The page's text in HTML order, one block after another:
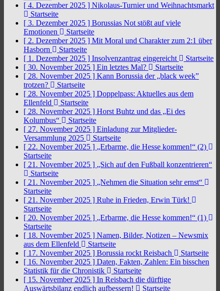
[ 4. Dezember 2025 ] Nikolaus-Turnier und Weihnachtsmarkt
Startseite
[ 3. Dezember 2025 ] Borussias Not stößt auf viele
Emotionen
Startseite
[ 2. Dezember 2025 ] Mit Moral und Charakter zum 2:1 über
Hasborn
Startseite
[ 1. Dezember 2025 ] Insolvenzantrag eingereicht
Startseite
[ 30. November 2025 ] Ein letztes Mal?
Startseite
[ 28. November 2025 ] Kann Borussia der „black week”
trotzen?
Startseite
[ 28. November 2025 ] Doppelpass: Aktuelles aus dem
Ellenfeld
Startseite
[ 28. November 2025 ] Horst Buhtz und das „Ei des
Kolumbus“
Startseite
[ 27. November 2025 ] Einladung zur Mitglieder-
Versammlung 2025
Startseite
[ 22. November 2025 ] „Erbarme, die Hesse kommen!“ (2)
Startseite
[ 21. November 2025 ] „Sich auf den Fußball konzentrieren“
Startseite
[ 21. November 2025 ] „Nehmen die Situation sehr ernst“
Startseite
[ 21. November 2025 ] Ruhe in Frieden, Erwin Türk!
Startseite
[ 20. November 2025 ] „Erbarme, die Hesse kommen!“ (1)
Startseite
[ 18. November 2025 ] Namen, Bilder, Notizen – Newsmix
aus dem Ellenfeld
Startseite
[ 17. November 2025 ] Borussia rockt Reisbach
Startseite
[ 16. November 2025 ] Daten, Fakten, Zahlen: Ein bisschen
Statistik für die Chronistik
Startseite
[ 15. November 2025 ] In Reisbach die dürftige
Auswärtsbilanz endlich aufbessern!
Startseite